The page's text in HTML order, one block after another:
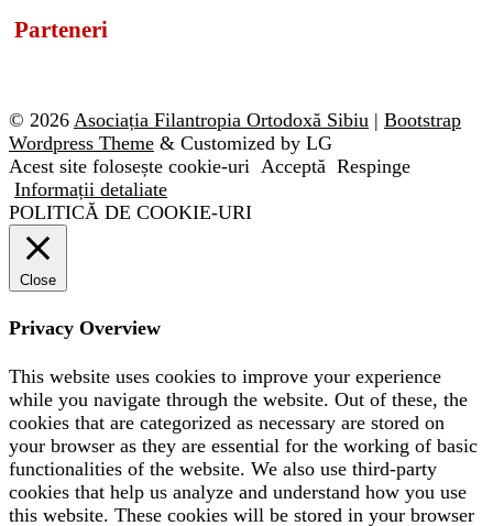
Parteneri
© 2026 Asociația Filantropia Ortodoxă Sibiu | Bootstrap
Wordpress Theme & Customized by LG
Acest site folosește cookie-uri Acceptă Respinge
Informații detaliate
POLITICĂ DE COOKIE-URI
Close
Privacy Overview
This website uses cookies to improve your experience
while you navigate through the website. Out of these, the
cookies that are categorized as necessary are stored on
your browser as they are essential for the working of basic
functionalities of the website. We also use third-party
cookies that help us analyze and understand how you use
this website. These cookies will be stored in your browser